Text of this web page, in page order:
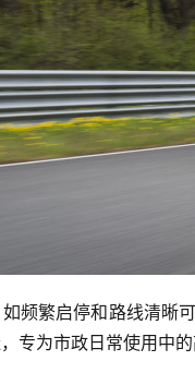
频繁启停和路线清晰
专为市政日常使用中